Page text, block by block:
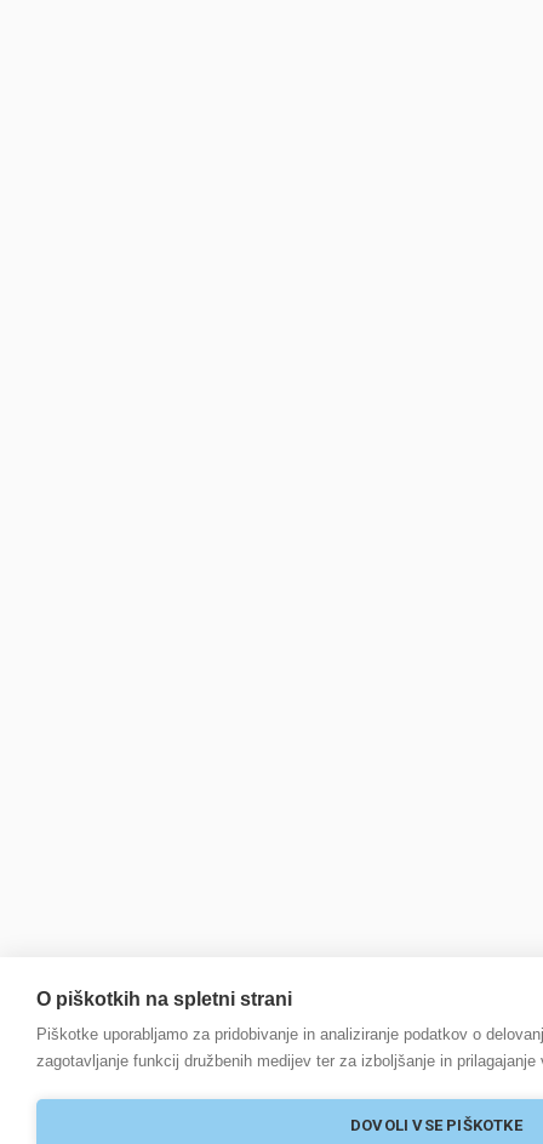
O piškotkih na spletni strani
Piškotke uporabljamo za pridobivanje in analiziranje podatkov o
zagotavljanje funkcij družbenih medijev ter za izboljšanje in prilagajanje
DOVOLI VSE PIŠKOTKE